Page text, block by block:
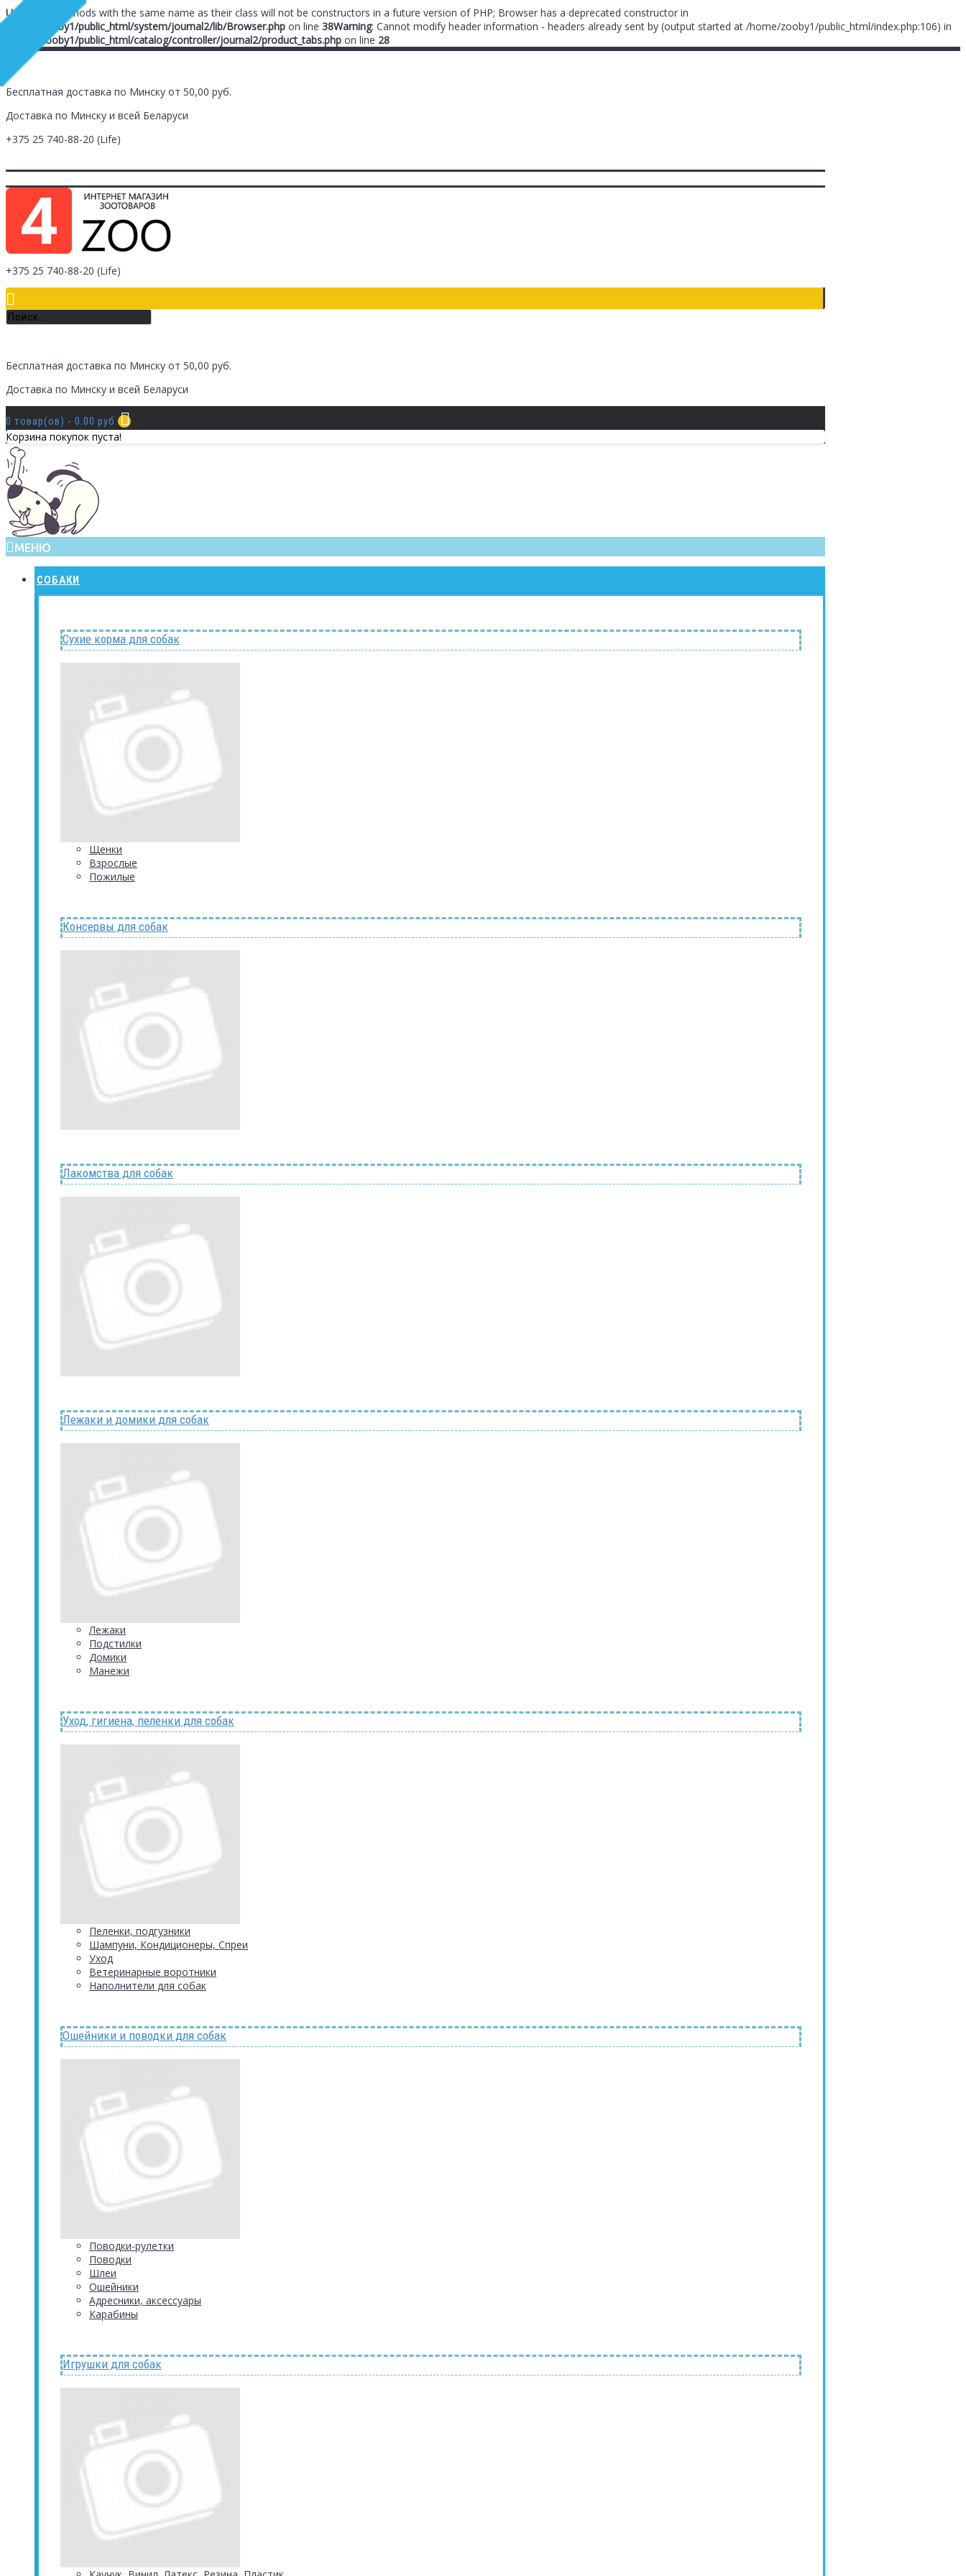
Unknown
: Methods with the same name as their class will not be constructors in a future version of PHP; Browser has a deprecated constructor in
/home/zooby1/public_html/system/journal2/lib/Browser.php on line 38Warning: Cannot modify header information - headers already sent by (output started at /home/zooby1/public_html/index.php:106) in
/home/zooby1/public_html/catalog/controller/journal2/product_tabs.php on line 28
Бесплатная доставка по Минску от 50,00 руб.
Доставка по Минску и всей Беларуси
+375 25 740-88-20 (Life)
+375 25 740-88-20 (Life)
Бесплатная доставка по Минску от 50,00 руб.
Доставка по Минску и всей Беларуси
0 товар(ов) - 0.00 руб.
Корзина покупок пуста!
МЕНЮ
СОБАКИ
Сухие корма для собак
Щенки
Взрослые
Пожилые
Консервы для собак
Лакомства для собак
Лежаки и домики для собак
Лежаки
Подстилки
Домики
Манежи
Уход, гигиена, пеленки для собак
Пеленки, подгузники
Шампуни, Кондиционеры, Спреи
Уход
Ветеринарные воротники
Наполнители для собак
Ошейники и поводки для собак
Поводки-рулетки
Поводки
Шлеи
Ошейники
Адресники, аксессуары
Карабины
Игрушки для собак